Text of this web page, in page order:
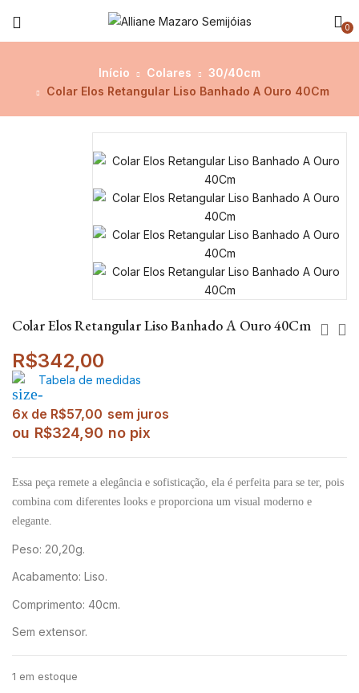
0
Início Colares
30/40cm
Colar Elos Retangular Liso Banhado A Ouro 40Cm
Colar Elos Retangular Liso Banhado A Ouro 40Cm
R$342,00
Tabela de medidas
6x de R$57,00 sem juros
ou R$324,90 no pix
Essa peça remete a elegância e sofisticação, ela é perfeita para se ter, pois
combina com diferentes looks e proporciona um visual moderno e
elegante.
Peso: 20,20g.
Acabamento: Liso.
Comprimento: 40cm.
Sem extensor.
1 em estoque